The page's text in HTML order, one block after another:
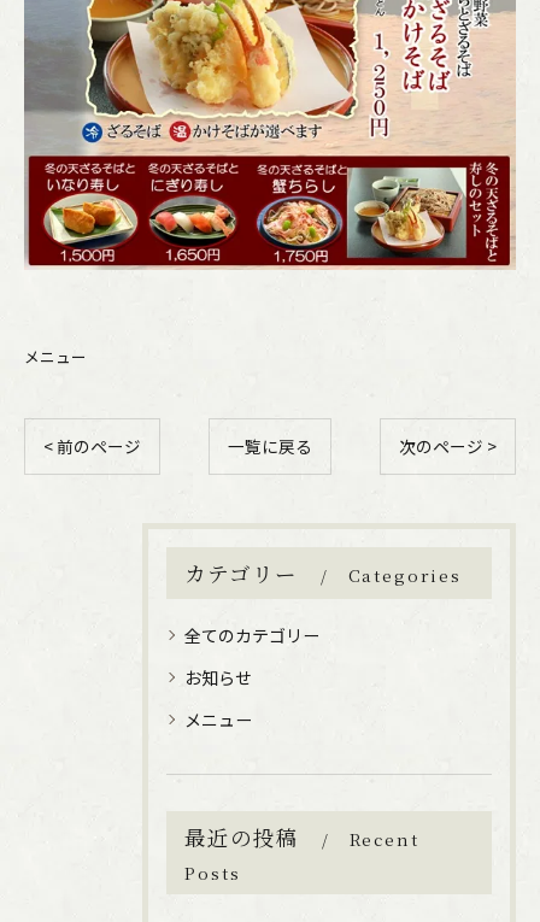
メニュー
< 前のページ 一覧に戻る 次のページ >
カテゴリー Categories
全てのカテゴリー
お知らせ
メニュー
最近の投稿
Recent
Posts
ご購入はこちら